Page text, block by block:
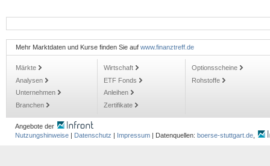
Mehr Marktdaten und Kurse finden Sie auf www.finanztreff.de
Märkte
Analysen
Unternehmen
Branchen
Wirtschaft
ETF Fonds
Anleihen
Zertifikate
Optionsscheine
Rohstoffe
Angebote der
Nutzungshinweise | Datenschutz | Impressum | Datenquellen: boerse-stuttgart.de